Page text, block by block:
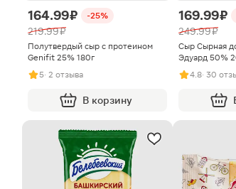
164.99 ₽ -25%
219.99 ₽
Полутвердый сыр с протеином
Genifit 25% 180г
5· 2 отзыва
В корзину
169.99 ₽
249.99 ₽
Сыр Сырная
Эдуард 50%
4.8· 30